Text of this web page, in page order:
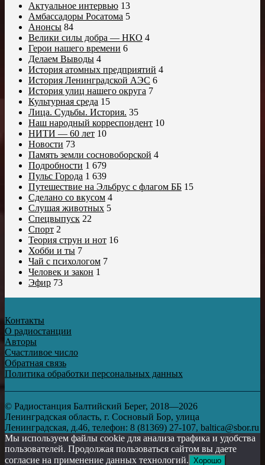
Актуальное интервью 13
Амбассадоры Росатома 5
Анонсы 84
Велики силы добра — НКО 4
Герои нашего времени 6
Делаем Выводы 4
История атомных предприятий 4
История Ленинградской АЭС 6
История улиц нашего округа 7
Культурная среда 15
Лица. Судьбы. История. 35
Наш народный корреспондент 10
НИТИ — 60 лет 10
Новости 73
Память земли сосновоборской 4
Подробности 1 679
Пульс Города 1 639
Путешествие на Эльбрус с флагом ББ 15
Сделано со вкусом 4
Слушая животных 5
Спецвыпуск 22
Спорт 2
Теория струн и нот 16
Хобби и ты 7
Чай с психологом 7
Человек и закон 1
Эфир 73
Контакты
О радиостанции
Авторы
Счастливое число
Обратная связь
Политика обработки персональных данных
© Радиостанция Балтийский Берег, 2018—2026
Ленинградская область, г. Сосновый Бор, улица
Ленинградская, д.46, телефон: 8 (81369) 27-107, baltica@sbor.ru
Мы используем файлы cookie для анализа трафика и удобства
пользователей. Продолжая пользоваться сайтом вы даете
согласие на применение данных технологий. Хорошо